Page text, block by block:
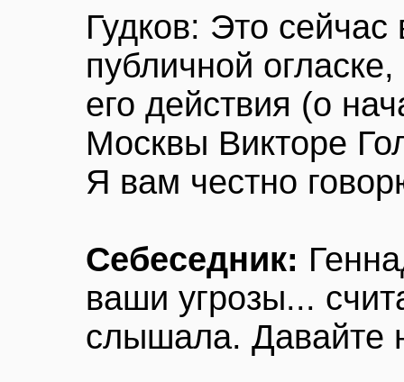
Гудков: Это
публичной
его действия (о
Москвы Викторе
Я вам честно
Себеседник:
ваши угрозы...
слышала. Давайте